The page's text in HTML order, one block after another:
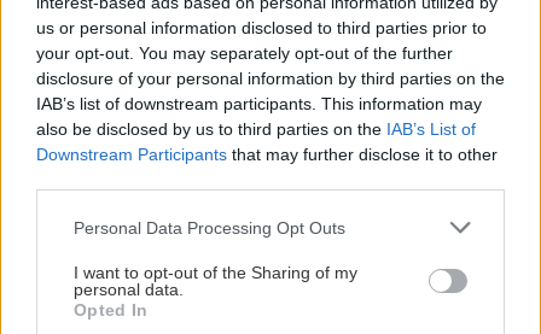
us or personal information disclosed to third parties prior to
your opt-out. You may separately opt-out of the further
disclosure of your personal information by third parties on the
IAB’s list of downstream participants. This information may
also be disclosed by us to third parties on the IAB’s List of
Downstream Participants that may further disclose it to other
Please note that this website/app uses one or more Google
not limited to your visit or usage behaviour. You may click to
grant or deny consent to Google and its third-party tags to
use your data for below specified purposes in below Google
Personal Data Processing Opt Outs
I want to opt-out of the Sharing of my
personal data.
Opted In
Με βάση την πιο πάνω άποψή του περί
χρεωκοπίας της μουσικής, έχτισε και την
παρουσία του στο ραδιόφωνο κατά την δεκαετία
του ’80 και του ’90: Ανέλαβε το Τρίτο Πρόγραμμα
και το μετέτρεψε σε ένα μέσο πολιτικό, σε ένα
μουσικής. Δύο δεκαετίες μετά, η στρατηγική του
Χατζιδάκι έχει μετατραπεί για την πλειοψηφία των
ραδιοφώνων σε «βασίλειο» του playlist.